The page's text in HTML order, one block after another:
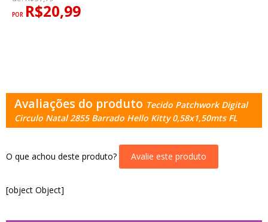
POR R$20,99
Avaliações do produto Tecido Patchwork Digital
Circulo Natal 2855 Barrado Hello Kitty 0,58x1,50mts FL
O que achou deste produto? Avalie este produto
[object Object]